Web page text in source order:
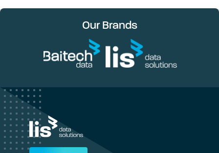
Our Brands